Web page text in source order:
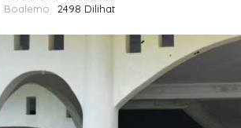
u
p
a
r
Boalemo
2498 Dilihat